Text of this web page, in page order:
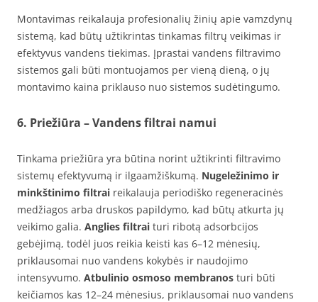
Montavimas reikalauja profesionalių žinių apie vamzdynų
sistemą, kad būtų užtikrintas tinkamas filtrų veikimas ir
efektyvus vandens tiekimas. Įprastai vandens filtravimo
sistemos gali būti montuojamos per vieną dieną, o jų
montavimo kaina priklauso nuo sistemos sudėtingumo.
6. Priežiūra – Vandens filtrai namui
Tinkama priežiūra yra būtina norint užtikrinti filtravimo
sistemų efektyvumą ir ilgaamžiškumą. Nugeležinimo ir
minkštinimo filtrai reikalauja periodiško regeneracinės
medžiagos arba druskos papildymo, kad būtų atkurta jų
veikimo galia. Anglies filtrai turi ribotą adsorbcijos
gebėjimą, todėl juos reikia keisti kas 6–12 mėnesių,
priklausomai nuo vandens kokybės ir naudojimo
intensyvumo. Atbulinio osmoso membranos turi būti
keičiamos kas 12–24 mėnesius, priklausomai nuo vandens